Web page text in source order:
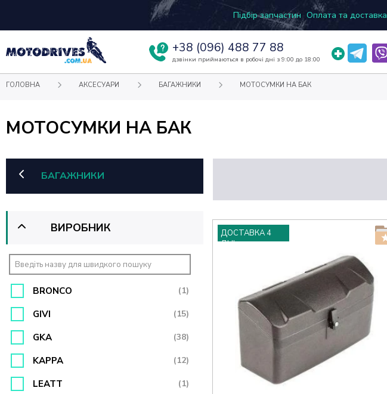
Підбір запчастин Оплата та доставка
+38 (096) 488 77 88
дзвінки приймаються в робочі дні з 9:00 до 18:00
ГОЛОВНА АКСЕСУАРИ БАГАЖНИКИ МОТОСУМКИ НА БАК
МОТОСУМКИ НА БАК
БАГАЖНИКИ
ВИРОБНИК
BRONCO (1)
GIVI (15)
GKA (38)
KAPPA (12)
LEATT (1)
ДОСТАВКА 4
ДНІ